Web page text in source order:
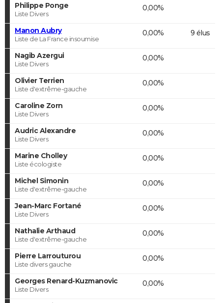
Philippe Ponge
Liste Divers
0,00%
Manon Aubry
Liste de La France insoumise
0,00% 9 élus
Nagib Azergui
Liste Divers
0,00%
Olivier Terrien
Liste d'extrême-gauche
0,00%
Caroline Zorn
Liste Divers
0,00%
Audric Alexandre
Liste Divers
0,00%
Marine Cholley
Liste écologiste
0,00%
Michel Simonin
Liste d'extrême-gauche
0,00%
Jean-Marc Fortané
Liste Divers
0,00%
Nathalie Arthaud
Liste d'extrême-gauche
0,00%
Pierre Larrouturou
Liste divers gauche
0,00%
Georges Renard-Kuzmanovic
Liste Divers
0,00%